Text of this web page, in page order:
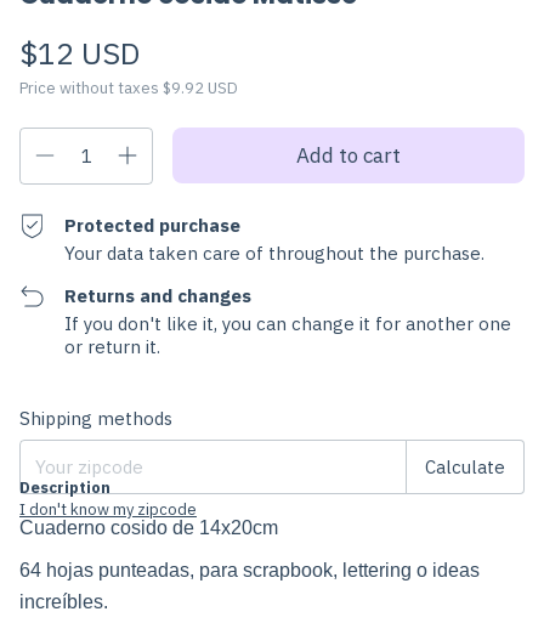
$12 USD
Price without taxes $9.92 USD
Protected purchase
Your data taken care of throughout the purchase.
Returns and changes
If you don't like it, you can change it for another one
or return it.
Shipping for zipcode:
Shipping methods
Calculate
I don't know my zipcode
Description
Cuaderno cosido de 14x20cm
64 hojas punteadas, para scrapbook, lettering o ideas
increíbles.